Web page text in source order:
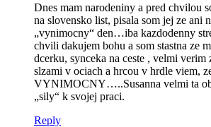
Dnes mam narodeniny a pred chvilou
na slovensko list, pisala som jej ze ani
„vynimocny“ den…iba kazdodenny
chvili dakujem bohu a som stastna ze
dcerku, synceka na ceste , velmi verim
slzami v ociach a hrcou v hrdle viem,
VYNIMOCNY…..Susanna velmi ta
„sily“ k svojej praci.
Reply